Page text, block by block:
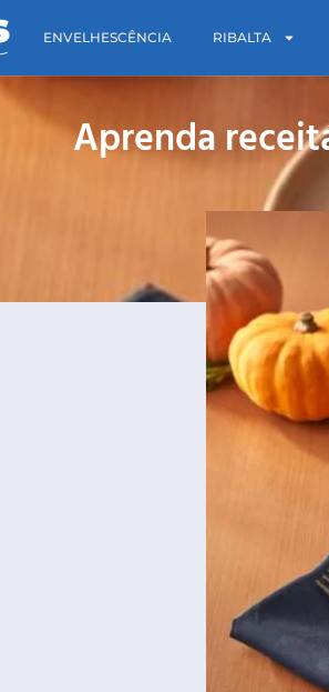
ENVELHESCÊNCIA RIBALTA
Aprenda